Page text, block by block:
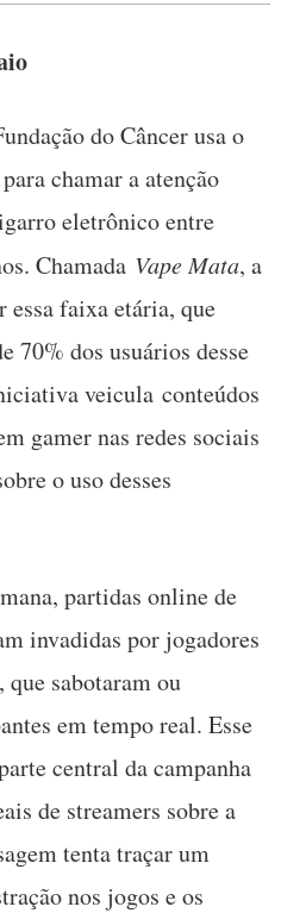
do Câncer usa o
chamar a atenção
eletrônico entre
Chamada Vape Mata, a
essa faixa etária, que
70% dos usuários desse
veicula conteúdos
gamer nas redes sociais
o uso desses
partidas online de
invadidas por jogadores
sabotaram ou
em tempo real. Esse
central da campanha
de streamers sobre a
tenta traçar um
nos jogos e os